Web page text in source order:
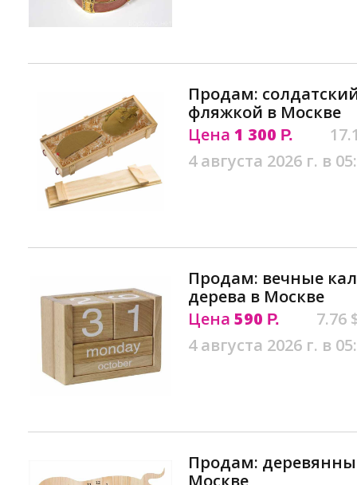
Продам:
фляжкой в Москве
Цена 1 300 Р.
4 августа 2026 г. в
Продам: вечные
дерева в Москве
Цена 590 Р.
7.76
4 августа 2026 г. в
Продам:
Москве